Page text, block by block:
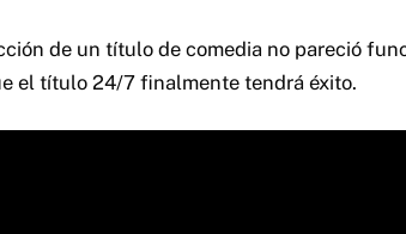
de un título de comedia no pareció
el título 24/7 finalmente tendrá éxito.